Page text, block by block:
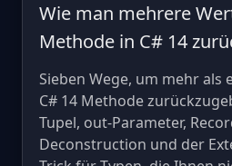
Wie man mehrere
Methode in C# 14
Sieben Wege, um mehr als
C# 14 Methode
Tupel, out-Parameter,
Deconstruction und der